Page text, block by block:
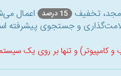
تخفیف 15 درصد
اعمال
و جستجوی پیشرفته
و کامپیوتر) و تنها بر روی یک